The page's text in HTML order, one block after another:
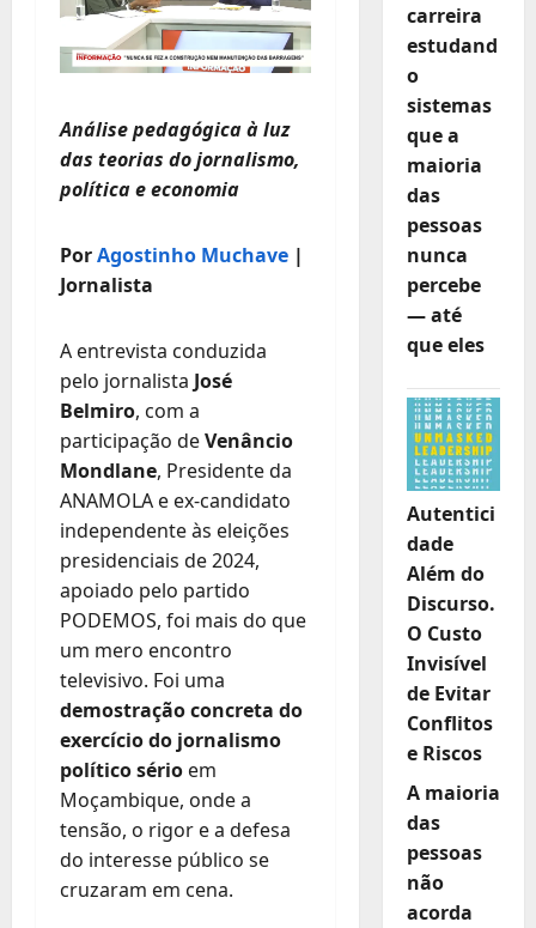
Análise pedagógica à luz
das teorias do jornalismo,
política e economia
PorAgostinho Muchave |
Jornalista
A entrevista conduzida
pelo jornalista José
Belmiro, com a
participação deVenâncio
Mondlane, Presidente da
ANAMOLA e ex-candidato
independente às eleições
presidenciais de 2024,
apoiado pelo partido
PODEMOS, foi mais do que
um mero encontro
televisivo. Foi uma
demostração concreta do
exercício do jornalismo
político sério em
Moçambique, onde a
tensão, o rigor e a defesa
do interesse público se
cruzaram em cena.
carreira
estudand
o
sistemas
que a
maioria
das
pessoas
nunca
percebe
— até
que eles
Autentici
dade
Além do
Discurso.
O Custo
Invisível
de Evitar
Conflitos
e Riscos
A maioria
das
pessoas
não
acorda